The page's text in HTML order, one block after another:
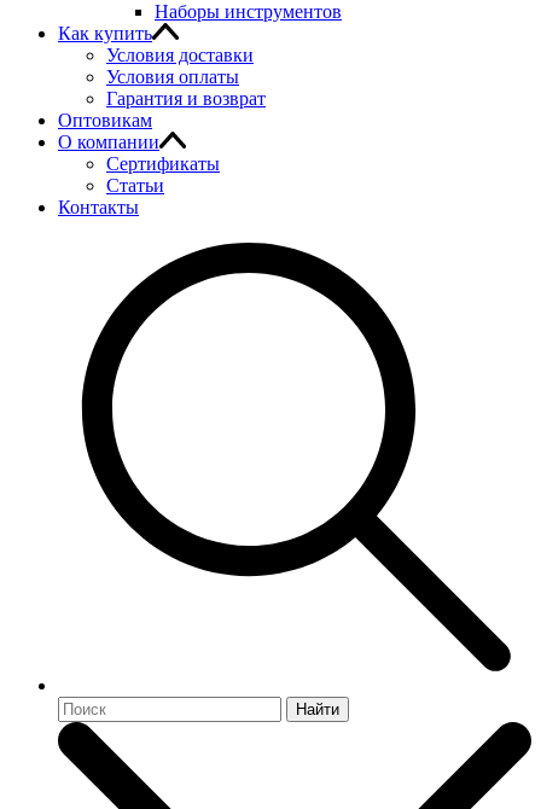
Наборы инструментов
Как купить
Условия доставки
Условия оплаты
Гарантия и возврат
Оптовикам
О компании
Сертификаты
Статьи
Контакты
Найти